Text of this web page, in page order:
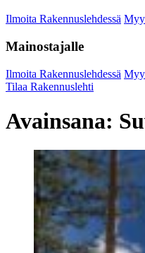
Ilmoita Rakennuslehdessä
Mainostajalle
Ilmoita Rakennuslehdessä
Tilaa Rakennuslehti
Avainsana: